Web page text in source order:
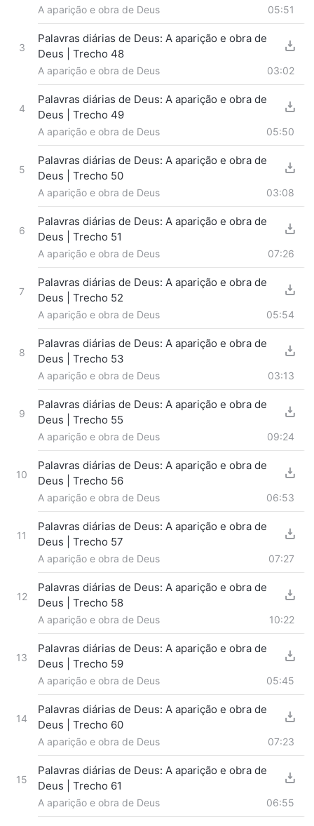
A aparição e obra de Deus 05:51
3
Palavras diárias de Deus: A aparição e obra de
Deus | Trecho 48
A aparição e obra de Deus 03:02
4
Palavras diárias de Deus: A aparição e obra de
Deus | Trecho 49
A aparição e obra de Deus 05:50
5
Palavras diárias de Deus: A aparição e obra de
Deus | Trecho 50
A aparição e obra de Deus 03:08
6
Palavras diárias de Deus: A aparição e obra de
Deus | Trecho 51
A aparição e obra de Deus 07:26
7
Palavras diárias de Deus: A aparição e obra de
Deus | Trecho 52
A aparição e obra de Deus 05:54
8
Palavras diárias de Deus: A aparição e obra de
Deus | Trecho 53
A aparição e obra de Deus 03:13
9
Palavras diárias de Deus: A aparição e obra de
Deus | Trecho 55
A aparição e obra de Deus 09:24
10
Palavras diárias de Deus: A aparição e obra de
Deus | Trecho 56
A aparição e obra de Deus 06:53
11
Palavras diárias de Deus: A aparição e obra de
Deus | Trecho 57
A aparição e obra de Deus 07:27
12
Palavras diárias de Deus: A aparição e obra de
Deus | Trecho 58
A aparição e obra de Deus 10:22
13
Palavras diárias de Deus: A aparição e obra de
Deus | Trecho 59
A aparição e obra de Deus 05:45
14
Palavras diárias de Deus: A aparição e obra de
Deus | Trecho 60
A aparição e obra de Deus 07:23
15
Palavras diárias de Deus: A aparição e obra de
Deus | Trecho 61
A aparição e obra de Deus 06:55